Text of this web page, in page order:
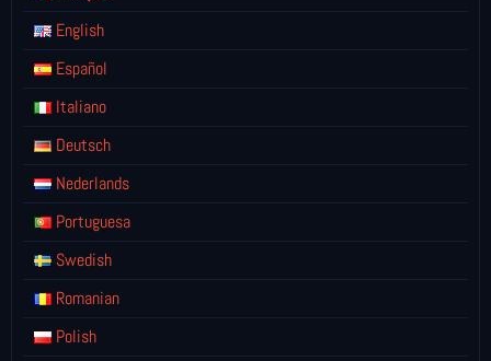
English
Español
Italiano
Deutsch
Nederlands
Portuguesa
Swedish
Romanian
Polish